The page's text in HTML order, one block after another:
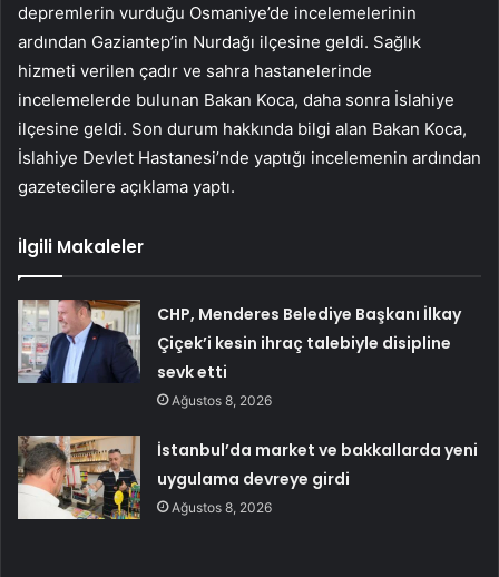
depremlerin vurduğu Osmaniye’de incelemelerinin
ardından Gaziantep’in Nurdağı ilçesine geldi. Sağlık
hizmeti verilen çadır ve sahra hastanelerinde
incelemelerde bulunan Bakan Koca, daha sonra İslahiye
ilçesine geldi. Son durum hakkında bilgi alan Bakan Koca,
İslahiye Devlet Hastanesi’nde yaptığı incelemenin ardından
gazetecilere açıklama yaptı.
İlgili Makaleler
CHP, Menderes Belediye Başkanı İlkay
Çiçek’i kesin ihraç talebiyle disipline
sevk etti
Ağustos 8, 2026
İstanbul’da market ve bakkallarda yeni
uygulama devreye girdi
Ağustos 8, 2026